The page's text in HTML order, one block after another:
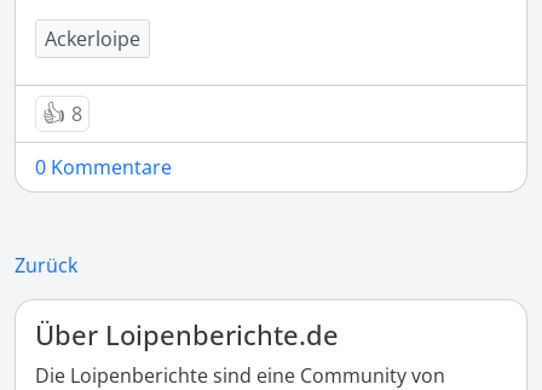
Ackerloipe
👍 8
0 Kommentare
Zurück
Über Loipenberichte.de
Die Loipenberichte sind eine Community von